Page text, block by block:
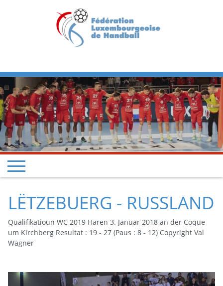
Previous Next
LËTZEBUERG - RUSSLAND
Qualifikatioun WC 2019 Hären 3. Januar 2018 an der Coque
um Kirchberg Resultat : 19 - 27 (Paus : 8 - 12) Copyright Val
Wagner